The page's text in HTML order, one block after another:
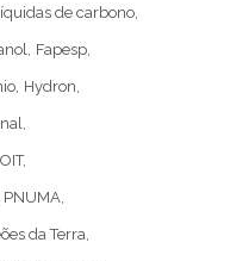
de carbono
Fapesp
Hydron
OIT
PNUMA
da Terra